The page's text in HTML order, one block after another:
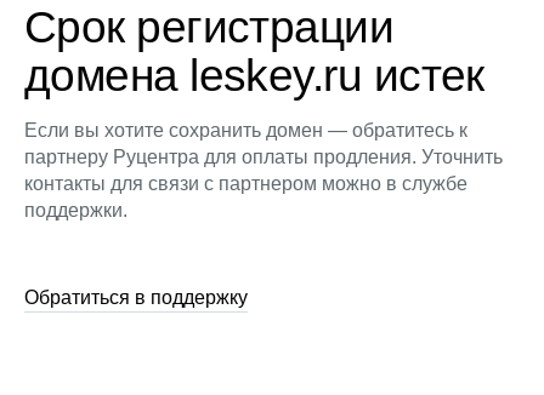
Срок регистрации
домена leskey.ru истек
Если вы хотите сохранить домен — обратитесь к
партнеру Руцентра для оплаты продления. Уточнить
контакты для связи с партнером можно в службе
поддержки.
Обратиться в поддержку